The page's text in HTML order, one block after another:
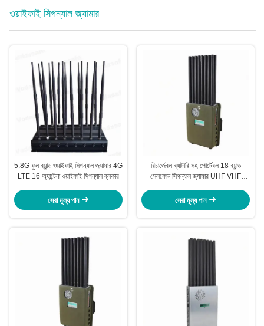
ওয়াইফাই সিগন্যাল জ্যামার
5.8G ফুল ব্যান্ড ওয়াইফাই সিগন্যাল জ্যামার 4G
LTE 16 অ্যান্টেনা ওয়াইফাই সিগন্যাল ব্লকার
সেরা মূল্য পান
রিচার্জেবল ব্যাটারি সহ পোর্টেবল 18 ব্যান্ড
সেলফোন সিগন্যাল জ্যামার UHF VHF
সেরা মূল্য পান